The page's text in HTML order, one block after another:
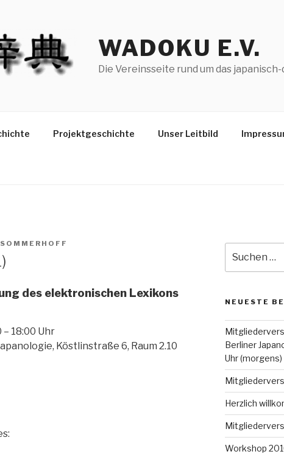
WADOKU E.V.
Die Vereinsseite rund um das
Projektgeschichte Unser Leitbild
des elektronischen Lexikons
– 18:00 Uhr
Köstlinstraße 6, Raum 2.10
nach:
NEUESTE
Berliner
Uhr (morgens)
Herzlich
Workshop